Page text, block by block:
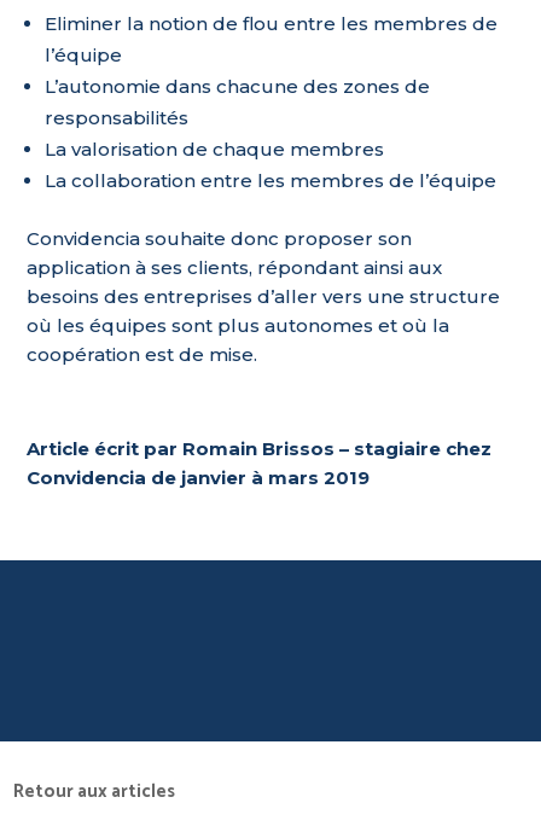
Eliminer la notion de flou entre les membres de
l’équipe
L’autonomie dans chacune des zones de
responsabilités
La valorisation de chaque membres
La collaboration entre les membres de l’équipe
Convidencia souhaite donc proposer son
application à ses clients, répondant ainsi aux
besoins des entreprises d’aller vers une structure
où les équipes sont plus autonomes et où la
coopération est de mise.
Article écrit par Romain Brissos – stagiaire chez
Convidencia de janvier à mars 2019
Retour aux articles